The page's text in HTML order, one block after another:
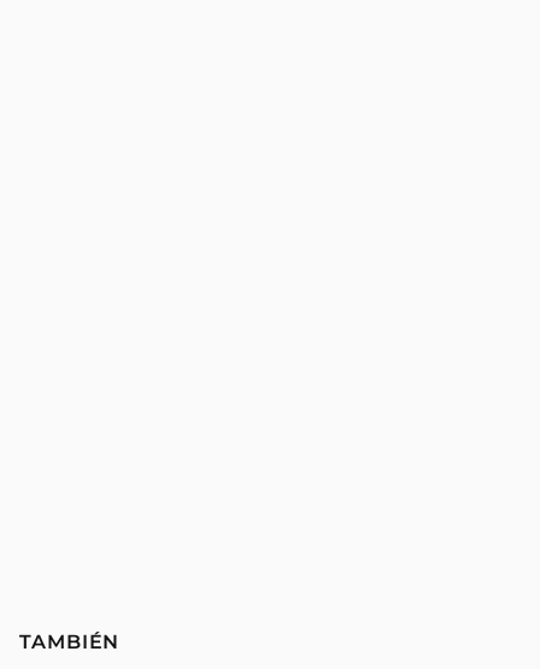
TAMBIÉN